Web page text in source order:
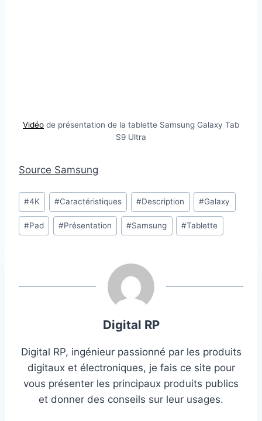
Vidéo de présentation de la tablette Samsung Galaxy Tab
S9 Ultra
Source Samsung
Étiquettes
de
la
#4K #Caractéristiques #Description #Galaxy
#Pad #Présentation #Samsung #Tablette
Digital RP
Digital RP, ingénieur passionné par les produits
digitaux et électroniques, je fais ce site pour
vous présenter les principaux produits publics
et donner des conseils sur leur usages.